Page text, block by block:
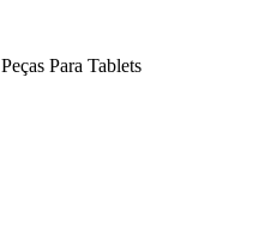
Peças Para Tablets